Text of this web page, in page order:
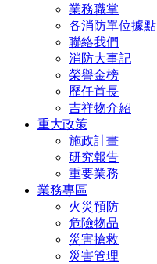
業務職掌
各消防單位據點
聯絡我們
消防大事記
榮譽金榜
歷任首長
吉祥物介紹
重大政策
施政計畫
研究報告
重要業務
業務專區
火災預防
危險物品
災害搶救
災害管理